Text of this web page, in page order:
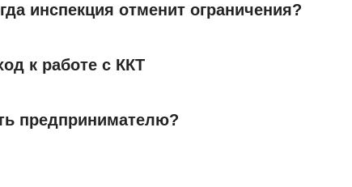
инспекция отменит ограничения?
к работе с ККТ
предпринимателю?